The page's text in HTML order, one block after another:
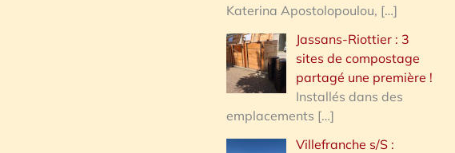
Katerina Apostolopoulou, […]
Jassans-Riottier : 3
sites de compostage
partagé une première !
Installés dans des
emplacements […]
Villefranche s/S :